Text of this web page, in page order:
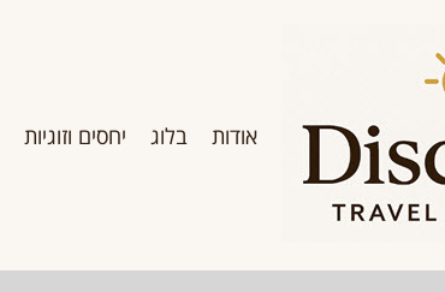
אודות בלוג יחסים וזוגיות